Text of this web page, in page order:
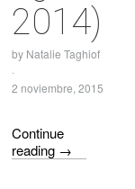
2014)
by Natalie Taghiof
·
2 noviembre, 2015
Continue
reading →